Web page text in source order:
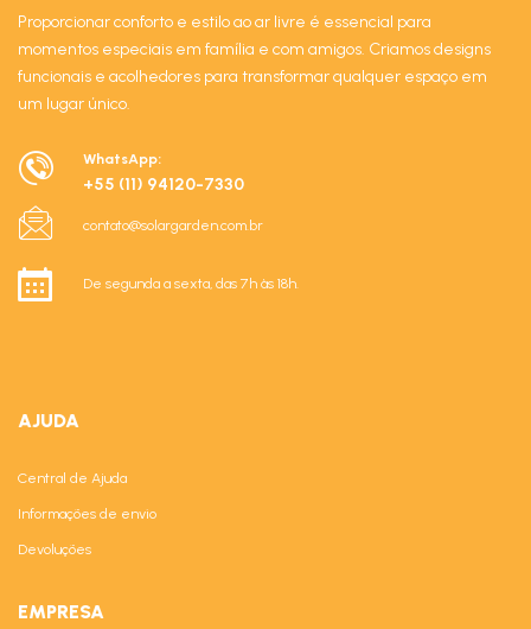
Proporcionar conforto e estilo ao ar livre é essencial para
momentos especiais em família e com amigos. Criamos designs
funcionais e acolhedores para transformar qualquer espaço em
um lugar único.
WhatsApp:
+55 (11) 94120-7330
contato@solargarden.com.br
De segunda a sexta, das 7h às 18h.
AJUDA
Central de Ajuda
Informações de envio
Devoluções
EMPRESA